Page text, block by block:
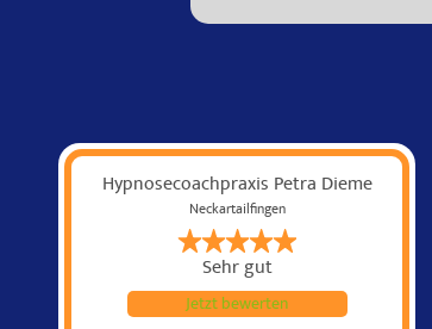
Hypnosecoachpraxis Petra Dieme
Neckartailfingen
Sehr gut
Jetzt bewerten